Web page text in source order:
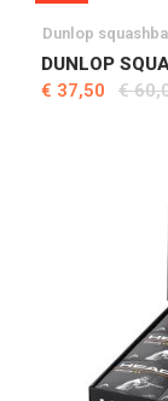
Dunlop
DUNLOP
€ 37,50
€